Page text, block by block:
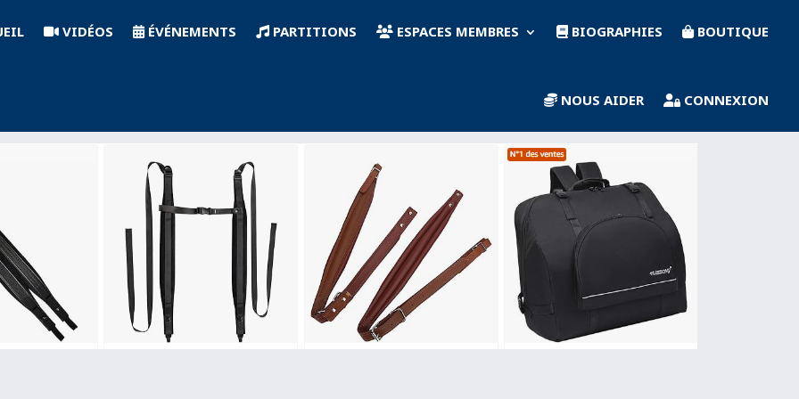
VIDÉOS ÉVÉNEMENTS PARTITIONS ESPACES MEMBRES BIOGRAPHIES BOUTIQUE
NOUS AIDER CONNEXION